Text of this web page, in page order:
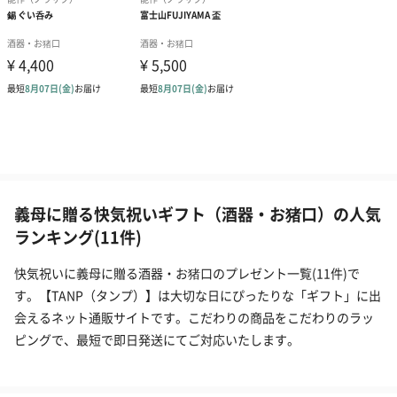
義母に贈る快気祝いギフト（酒器・お猪口）の人気
ランキング(11件)
快気祝いに義母に贈る酒器・お猪口のプレゼント一覧(11件)で
す。【TANP（タンプ）】は大切な日にぴったりな「ギフト」に出
会えるネット通販サイトです。こだわりの商品をこだわりのラッ
ピングで、最短で即日発送にてご対応いたします。